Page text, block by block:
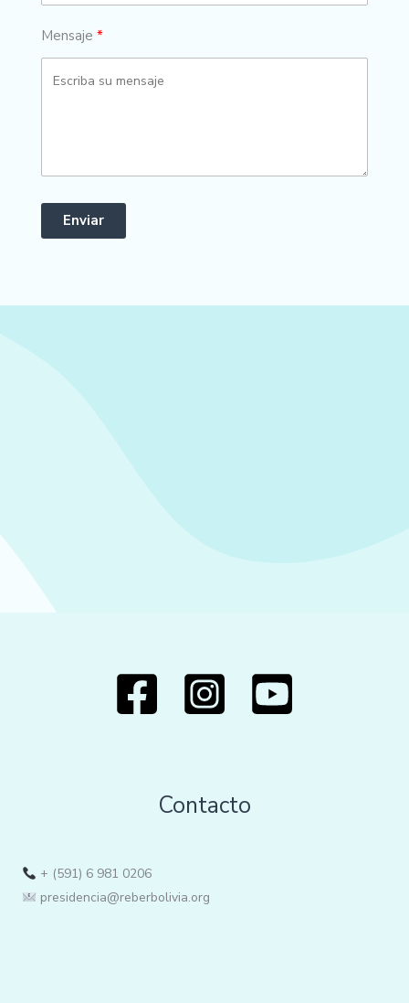
Mensaje
Enviar
Contacto
+ (591) 6 981 0206
presidencia@reberbolivia.org